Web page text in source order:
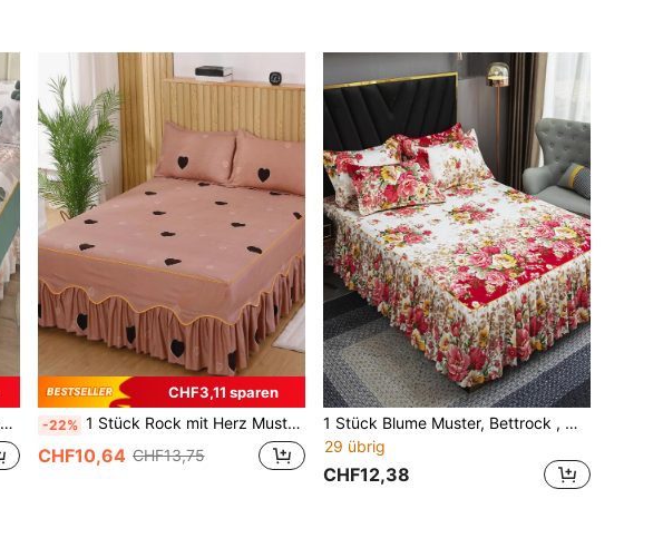
CHF3,11 sparen
-22% 1 Stück Rock mit Herz Muster, Rüschen Dekor, Bett Modern Herz Muster, weich Bettwäsche für Schlafzimmer
CHF10,64 CHF13,75
1 Stück Blume Muster, Bettrock , Modern Gewebe Rüschenbesatz, Gemütlich Bettrock Für Bett
29 übrig
CHF12,38